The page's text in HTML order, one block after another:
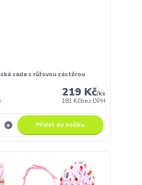
sada s růžovou zástěrou
219 Kč/ks
181 Kčbez DPH
Přidat do košíku